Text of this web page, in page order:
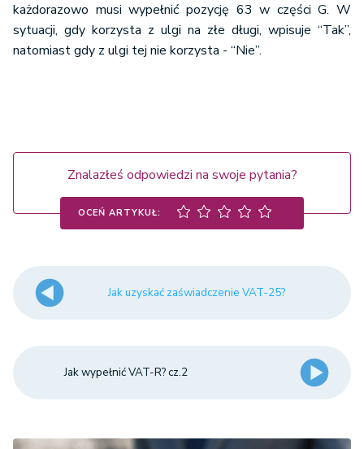
każdorazowo musi wypełnić pozycję 63 w części G. W
sytuacji, gdy korzysta z ulgi na złe długi, wpisuje “Tak”,
natomiast gdy z ulgi tej nie korzysta - “Nie”.
Znalazłeś odpowiedzi na swoje pytania?
OCEŃ ARTYKUŁ:
Jak uzyskać zaświadczenie VAT-25?
Jak wypełnić VAT-R? cz.2